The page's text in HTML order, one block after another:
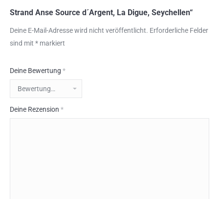
Strand Anse Source d´Argent, La Digue, Seychellen“
Deine E-Mail-Adresse wird nicht veröffentlicht. Erforderliche Felder
sind mit * markiert
Deine Bewertung *
Deine Rezension *